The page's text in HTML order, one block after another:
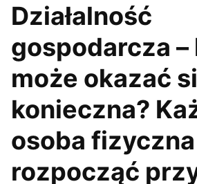
Działalność
gospodarcza
może okazać
konieczna?
osoba
rozpocząć